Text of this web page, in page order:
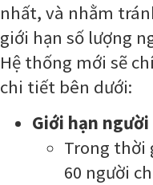
nhất, và nhằm
giới hạn số lượng
Hệ thống mới sẽ
chi tiết bên dưới:
Giới hạn
Trong thời
60 người